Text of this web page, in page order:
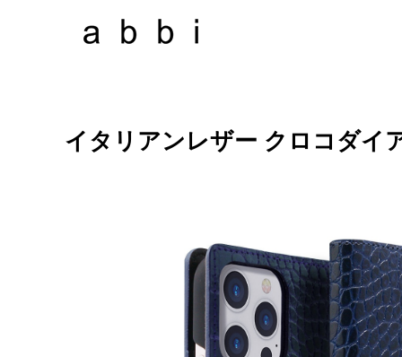
イタリアンレザー クロコダイ